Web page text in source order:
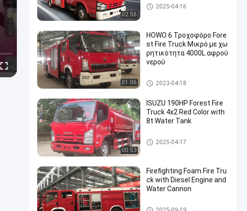
02:56
Δασοπυροσβεστικό όχημα
2025-04-16
01:06
HOWO 6 Τροχοφόρο Fore
st Fire Truck Μικρό με χω
ρητικότητα 4000L αφρού
νερού
Δασοπυροσβεστικό όχημα
2023-04-18
00:53
ISUZU 190HP Forest Fire
Truck 4x2 Red Color with
8t Water Tank
Δασοπυροσβεστικό όχημα
2025-04-17
Firefighting Foam Fire Tru
ck with Diesel Engine and
Water Cannon
Πυροσβεστικό όχημα αφρού